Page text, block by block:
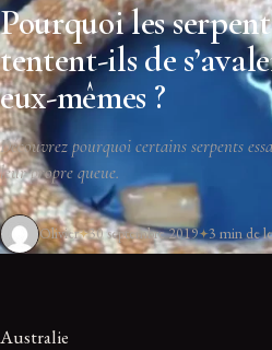
Pourquoi les
tentent-ils de
eux-mêmes ?
Découvrez pourquoi certains serpents
leur propre queue.
Olivier 30 septembre 2019 3 min de
Australie